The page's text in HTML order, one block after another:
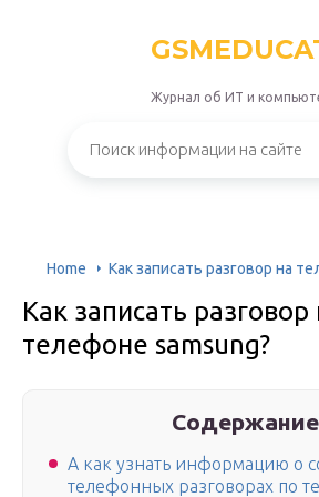
Журнал об ИТ и
Home Как записать разговор на
Как записать разговор
телефоне samsung?
А как узнать информацию о
телефонных разговорах по